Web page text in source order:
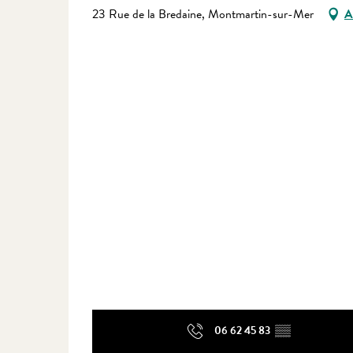
23 Rue de la Bredaine, Montmartin-sur-Mer
06 62 45 83 ▒▒